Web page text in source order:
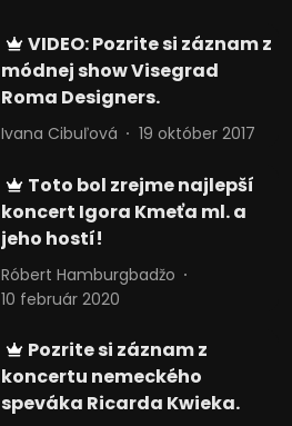
VIDEO: Pozrite si záznam z
módnej show Visegrad
Roma Designers.
Ivana Cibuľová 19 október 2017
Toto bol zrejme najlepší
koncert Igora Kmeťa ml. a
jeho hostí!
Róbert Hamburgbadžo
10 február 2020
Pozrite si záznam z
koncertu nemeckého
speváka Ricarda Kwieka.